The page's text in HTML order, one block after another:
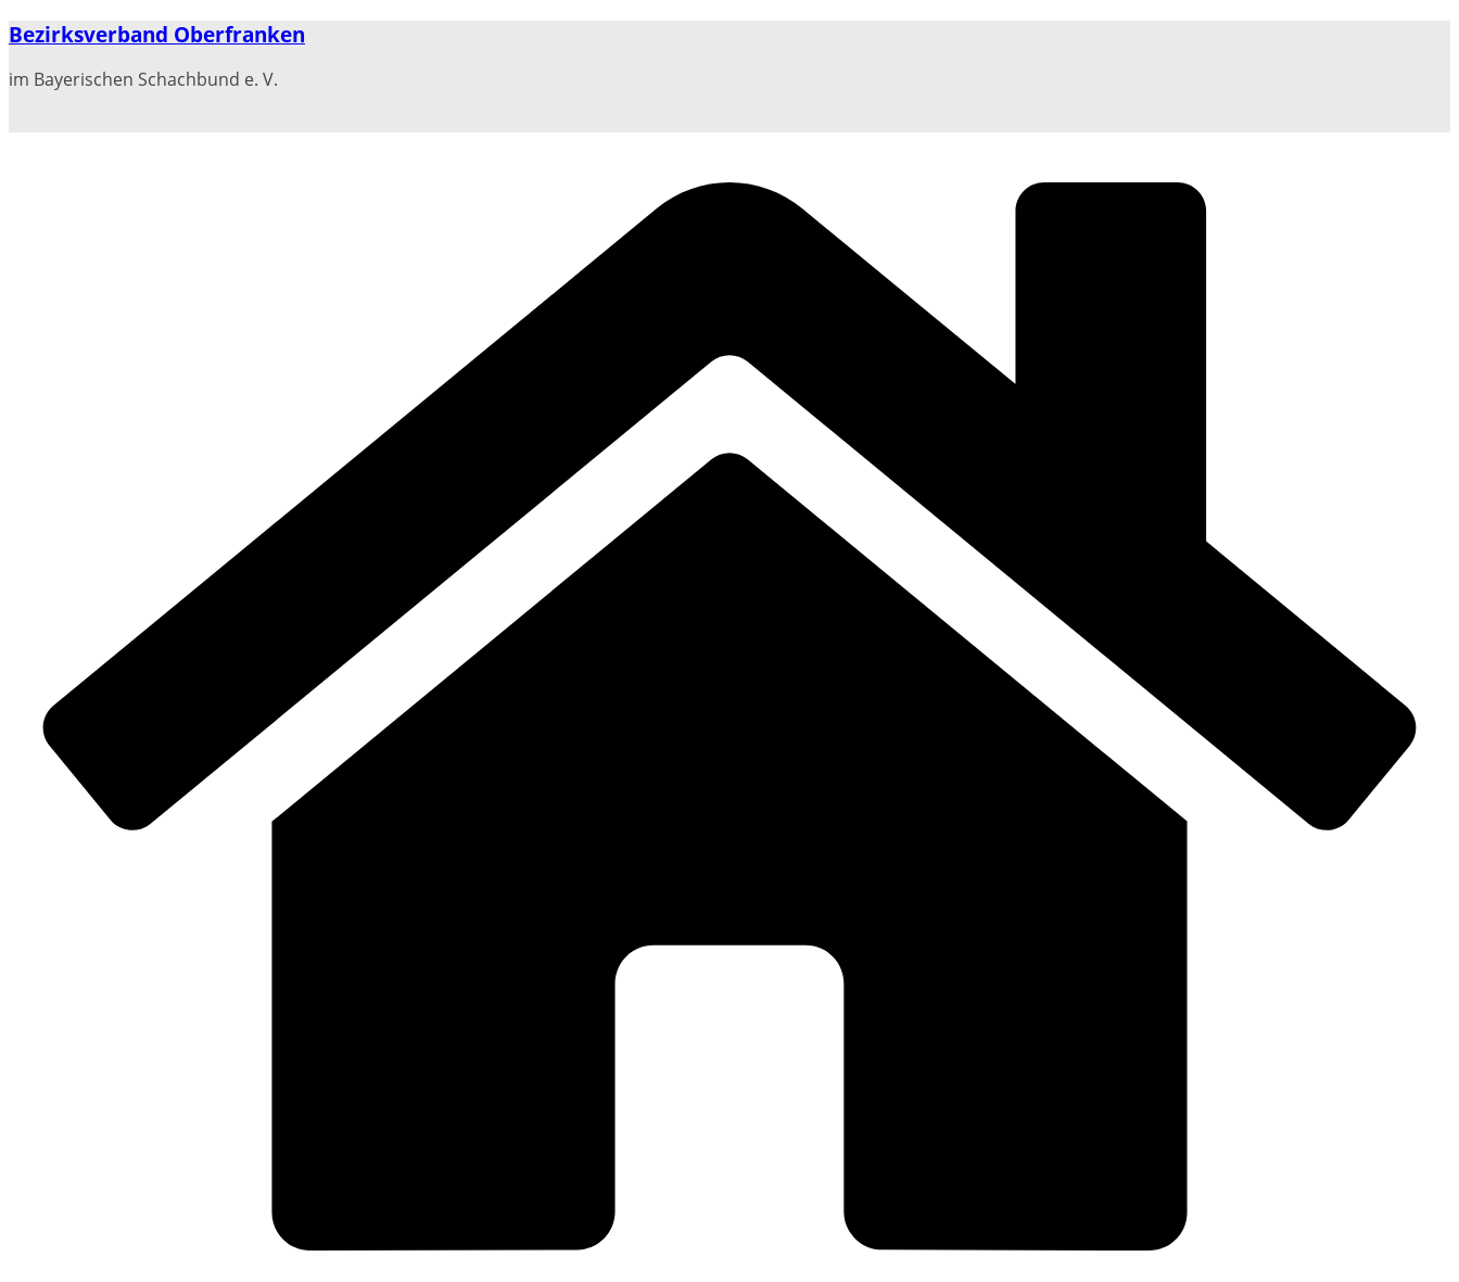
Zum
springen
Bezirksverband Oberfranken
im Bayerischen Schachbund e. V.